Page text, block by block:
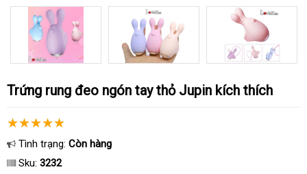
Trứng rung đeo ngón tay thỏ Jupin kích thích
Tình trạng: Còn hàng
Sku: 3232